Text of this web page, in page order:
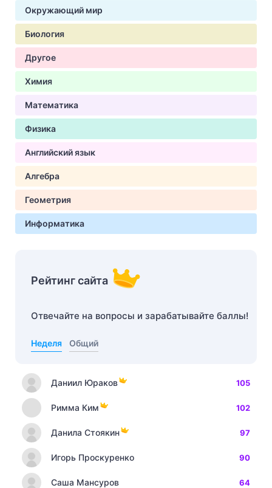
Окружающий мир
Биология
Другое
Химия
Математика
Физика
Английский язык
Алгебра
Геометрия
Информатика
Рейтинг сайта
Отвечайте на вопросы и зарабатывайте баллы!
Неделя Общий
Даниил Юраков 105
Римма Ким 102
Данила Стоякин 97
Игорь Проскуренко 90
Саша Мансуров 64